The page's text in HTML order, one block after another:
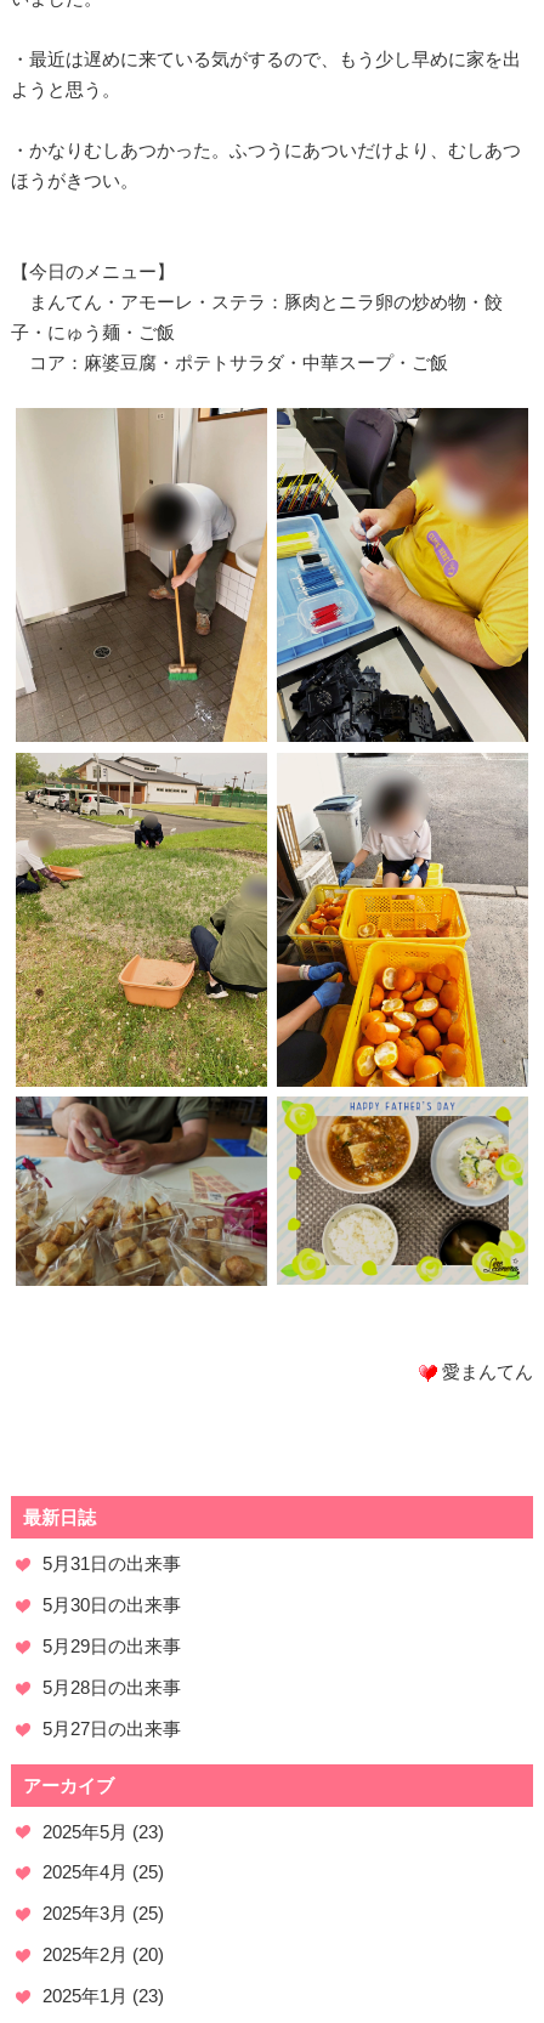
・最近は遅めに来ている気がするので、もう少し早めに家を出
ようと思う。
・かなりむしあつかった。ふつうにあついだけより、むしあつ
ほうがきつい。
【今日のメニュー】
まんてん・アモーレ・ステラ：豚肉とニラ卵の炒め物・餃
子・にゅう麺・ご飯
コア：麻婆豆腐・ポテトサラダ・中華スープ・ご飯
愛まんてん
最新日誌
5月31日の出来事
5月30日の出来事
5月29日の出来事
5月28日の出来事
5月27日の出来事
アーカイブ
2025年5月 (23)
2025年4月 (25)
2025年3月 (25)
2025年2月 (20)
2025年1月 (23)